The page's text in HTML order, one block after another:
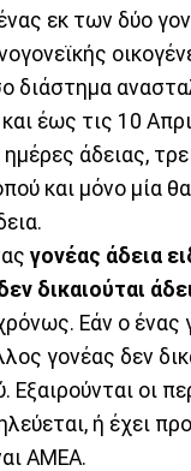
εκ των δύο
διάστημα
έως τις 10
άδειας,
και μόνο μία
γονέας άδεια
δικαιούται
Εάν ο ένας
γονέας δεν
Εξαιρούνται οι
ή έχει
ΑΜΕΑ.